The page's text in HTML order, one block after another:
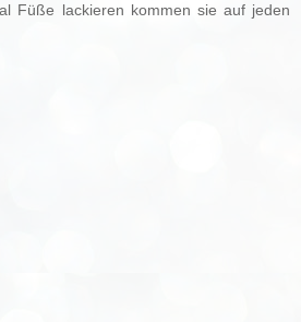
Füße lackieren kommen sie auf jeden